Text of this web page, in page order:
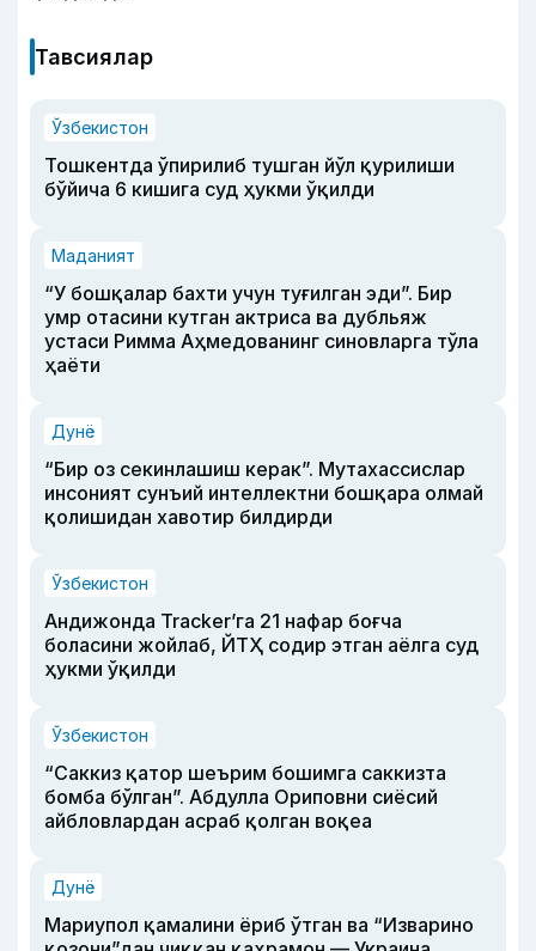
Тавсиялар
Ўзбекистон
Тошкентда ўпирилиб тушган йўл қурилиши
бўйича 6 кишига суд ҳукми ўқилди
Маданият
“У бошқалар бахти учун туғилган эди”. Бир
умр отасини кутган актриса ва дубльяж
устаси Римма Аҳмедованинг синовларга тўла
ҳаёти
Дунё
“Бир оз секинлашиш керак”. Мутахассислар
инсоният сунъий интеллектни бошқара олмай
қолишидан хавотир билдирди
Ўзбекистон
Андижонда Tracker’га 21 нафар боғча
боласини жойлаб, ЙТҲ содир этган аёлга суд
ҳукми ўқилди
Ўзбекистон
“Саккиз қатор шеърим бошимга саккизта
бомба бўлган”. Абдулла Ориповни сиёсий
айбловлардан асраб қолган воқеа
Дунё
Мариупол қамалини ёриб ўтган ва “Изварино